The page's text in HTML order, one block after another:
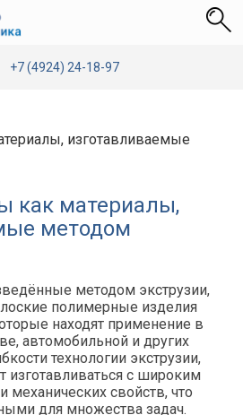
+7 (4924) 24-18-97
изготавливаемые
как материалы,
методом
методом экструзии,
полимерные изделия
находят применение в
автомобильной и других
технологии экструзии,
изготавливаться с широким
механических свойств, что
для множества задач.